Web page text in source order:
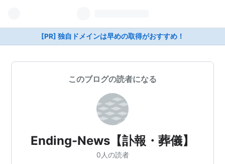
[PR] 独自ドメインは早めの取得がおすすめ！
このブログの読者になる
Ending-News【訃報・葬儀】
0人の読者